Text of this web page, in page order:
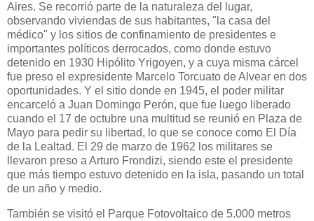
Aires. Se recorrió parte de la naturaleza del lugar,
observando viviendas de sus habitantes, "la casa del
médico" y los sitios de confinamiento de presidentes e
importantes políticos derrocados, como donde estuvo
detenido en 1930 Hipólito Yrigoyen, y a cuya misma cárcel
fue preso el expresidente Marcelo Torcuato de Alvear en dos
oportunidades. Y el sitio donde en 1945, el poder militar
encarceló a Juan Domingo Perón, que fue luego liberado
cuando el 17 de octubre una multitud se reunió en Plaza de
Mayo para pedir su libertad, lo que se conoce como El Día
de la Lealtad. El 29 de marzo de 1962 los militares se
llevaron preso a Arturo Frondizi, siendo este el presidente
que más tiempo estuvo detenido en la isla, pasando un total
de un año y medio.
También se visitó el Parque Fotovoltaico de 5.000 metros